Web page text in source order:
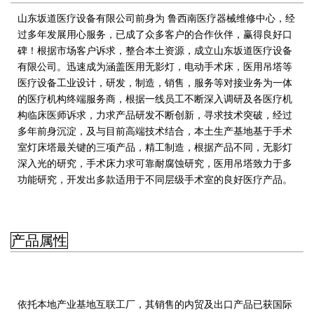
山东坂道医疗设备有限公司前身为 鲁西南医疗器械维修中心，经
过多年发展用心服务，已成了众多客户的合作伙伴，赢得良好口
碑！根据市场客户诉求，整合本土资源，成立山东坂道医疗设备
有限公司。迅速成为涵盖医用无影灯，电动手术床，医用吊塔等
医疗设备工业设计，研发，制造，销售，服务等对接业务为一体
的医疗机构终端服务商， 根据一线员工不断深入调研及各医疗机
构临床医师诉求，力求产品研发不断创新，寻求技术突破，经过
多年前身沉淀，及与目前高端技术结合，本土生产基地基于手术
室灯床塔最关键的三项产品，精工制造，根据产品不同，无影灯
深入光的研究，手术床力求可靠耐腐蚀研究，医用吊塔致力于多
功能研究，开发出多款适用于不同层级手术室的良好医疗产品。
产品属性
依托本地产业基地互联工厂，其销售的内贸及出口产品已获国际